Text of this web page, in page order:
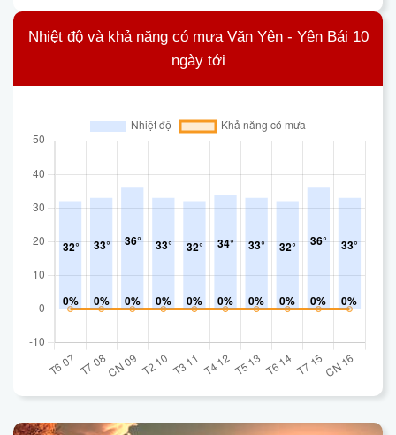
Nhiệt độ và khả năng có mưa Văn Yên - Yên Bái 10
ngày tới